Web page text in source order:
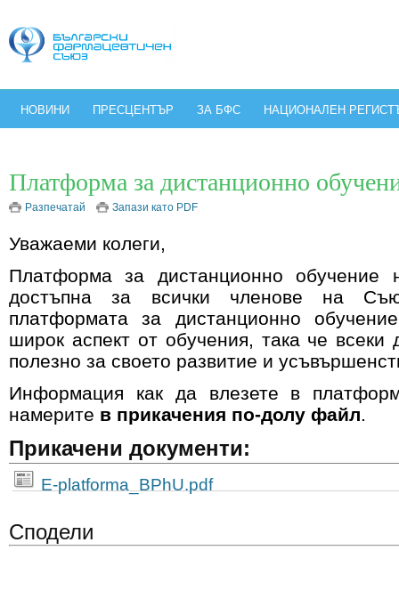
НОВИНИ ПРЕСЦЕНТЪР ЗА БФС НАЦИОНАЛЕН
Платформа за дистанционно
Разпечатай Запази като PDF
Уважаеми колеги,
Платформа за дистанционно
достъпна за всички членове на
платформата за дистанционно
широк аспект от обучения, така че
полезно за своето развитие и
Информация как да влезете в
намерите в прикачения по-долу файл.
Прикачени документи:
E-platforma_BPhU.pdf
Сподели